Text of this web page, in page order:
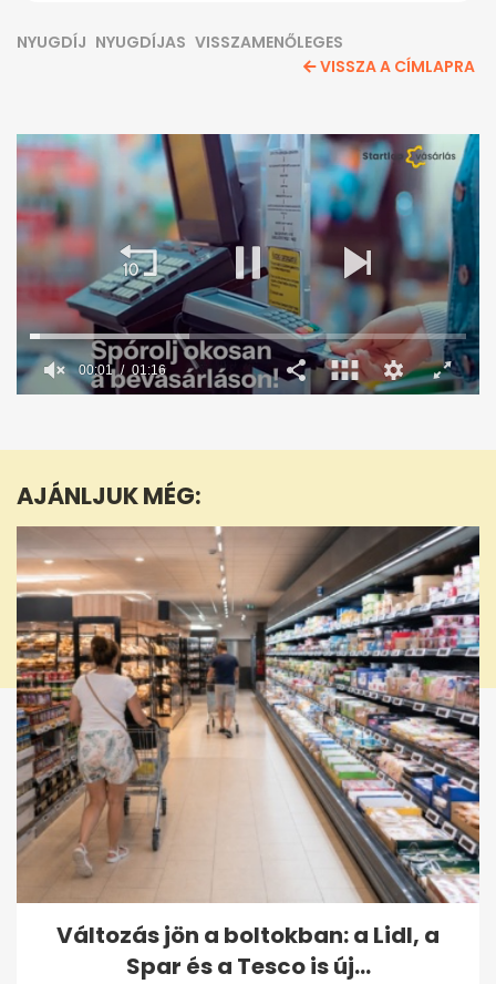
NYUGDÍJ NYUGDÍJAS VISSZAMENŐLEGES
VISSZA A CÍMLAPRA
1
16
seconds
AJÁNLJUK MÉG:
Változás jön a boltokban: a Lidl, a
Spar és a Tesco is új...